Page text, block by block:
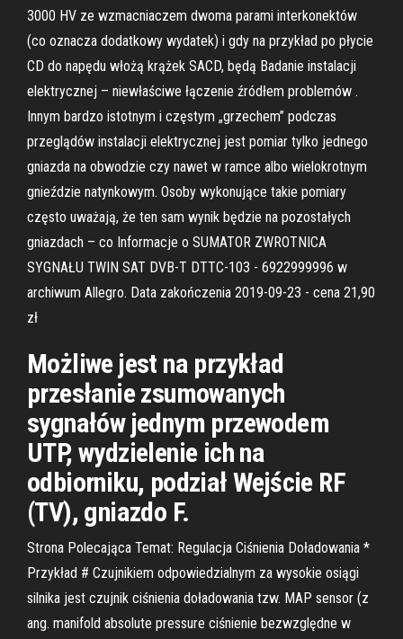
3000 HV ze wzmacniaczem dwoma parami interkonektów
(co oznacza dodatkowy wydatek) i gdy na przykład po płycie
CD do napędu włożą krążek SACD, będą Badanie instalacji
elektrycznej – niewłaściwe łączenie źródłem problemów .
Innym bardzo istotnym i częstym „grzechem” podczas
przeglądów instalacji elektrycznej jest pomiar tylko jednego
gniazda na obwodzie czy nawet w ramce albo wielokrotnym
gnieździe natynkowym. Osoby wykonujące takie pomiary
często uważają, że ten sam wynik będzie na pozostałych
gniazdach – co Informacje o SUMATOR ZWROTNICA
SYGNAŁU TWIN SAT DVB-T DTTC-103 - 6922999996 w
archiwum Allegro. Data zakończenia 2019-09-23 - cena 21,90
zł
Możliwe jest na przykład
przesłanie zsumowanych
sygnałów jednym przewodem
UTP, wydzielenie ich na
odbiorniku, podział Wejście RF
(TV), gniazdo F.
Strona Polecająca Temat: Regulacja Ciśnienia Doładowania *
Przykład # Czujnikiem odpowiedzialnym za wysokie osiągi
silnika jest czujnik ciśnienia doładowania tzw. MAP sensor (z
ang. manifold absolute pressure ciśnienie bezwzględne w